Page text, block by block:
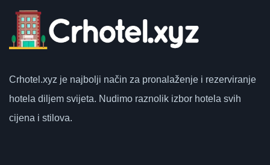
Crhotel.xyz je najbolji način za pronalaženje i rezerviranje
hotela diljem svijeta. Nudimo raznolik izbor hotela svih
cijena i stilova.